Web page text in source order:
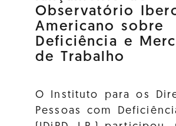
Observatório
Americano sobre
Deficiência e
de Trabalho
O Instituto para os
Pessoas com